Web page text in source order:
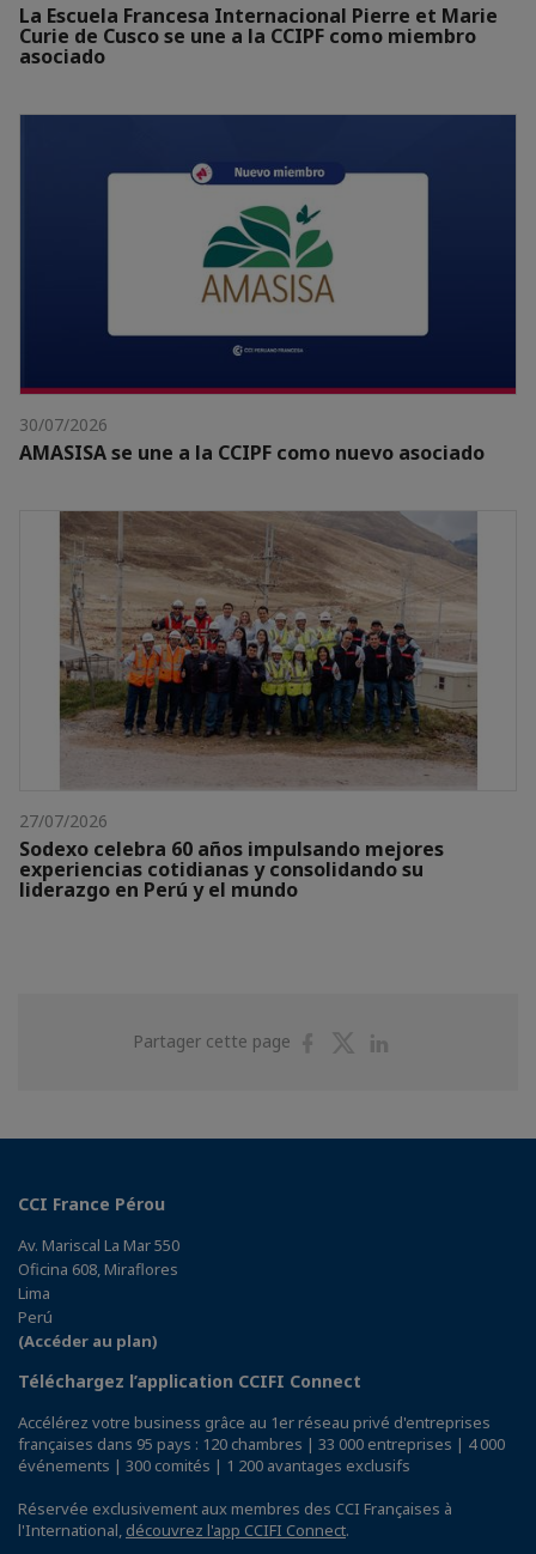
La Escuela Francesa Internacional Pierre et Marie
Curie de Cusco se une a la CCIPF como miembro
asociado
30/07/2026
AMASISA se une a la CCIPF como nuevo asociado
27/07/2026
Sodexo celebra 60 años impulsando mejores
experiencias cotidianas y consolidando su
liderazgo en Perú y el mundo
Partager cette page
PartagerPartager
CCI France Pérou
Av. Mariscal La Mar 550
Oficina 608, Miraflores
Lima
Perú
(Accéder au plan)
Téléchargez l’application CCIFI Connect
Accélérez votre business grâce au 1er réseau privé d'entreprises
françaises dans 95 pays : 120 chambres | 33 000 entreprises | 4 000
événements | 300 comités | 1 200 avantages exclusifs
Réservée exclusivement aux membres des CCI Françaises à
l'International, découvrez l'app CCIFI Connect.